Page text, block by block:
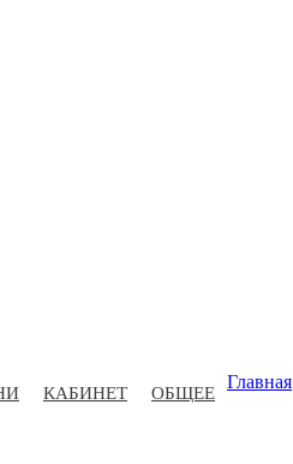
КАБИНЕТ ОБЩЕЕ
Главная